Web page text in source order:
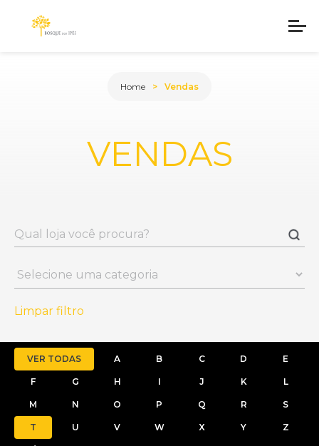
VENDAS
Home Vendas
Limpar filtro
VER TODAS A B C D E
F G H I J K L
M N O P Q R S
T U V W X Y Z